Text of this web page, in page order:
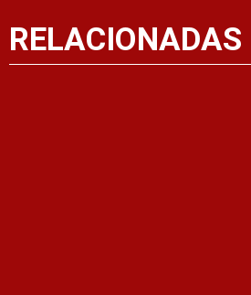
RELACIONADAS